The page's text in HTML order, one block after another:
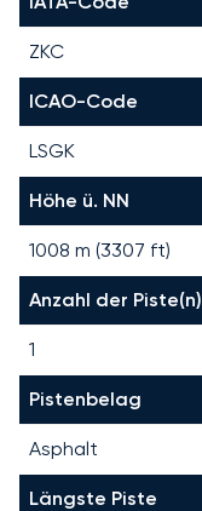
ZKC
ICAO-Code
LSGK
Höhe ü. NN
1008 m (3307 ft)
Anzahl der Piste(n)
1
Pistenbelag
Asphalt
Längste Piste